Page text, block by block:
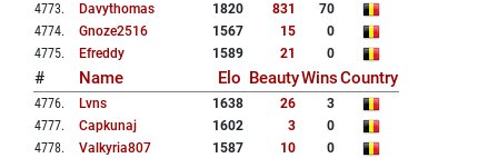
4773. Davythomas 1820 831
70
4774. Gnoze2516 1567 15
0
4775. Efreddy 1589 21 0
# Name Elo BeautyWinsCountry
4776. Lvns 1638 26
3
4777. Capkunaj 1602 3
0
4778. Valkyria807 1587 10
0